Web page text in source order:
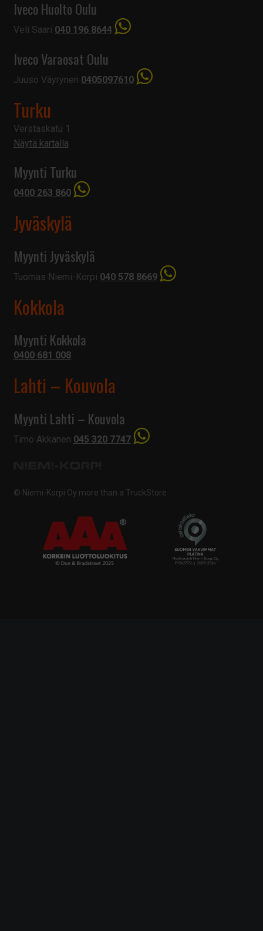
Iveco Huolto Oulu
Veli Saari 040 196 8644
Iveco Varaosat Oulu
Juuso Väyrynen 0405097610
Turku
Verstaskatu 1
Näytä kartalla
Myynti Turku
0400 263 860
Jyväskylä
Myynti Jyväskylä
Tuomas Niemi-Korpi 040 578 8669
Kokkola
Myynti Kokkola
0400 681 008
Lahti – Kouvola
Myynti Lahti – Kouvola
Timo Akkanen 045 320 7747
© Niemi-Korpi Oy more than a TruckStore